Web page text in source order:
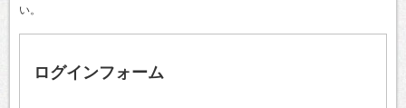
い。
ログインフォーム